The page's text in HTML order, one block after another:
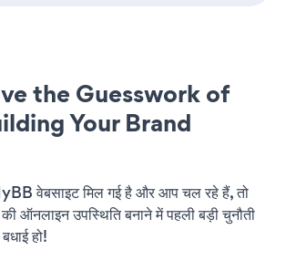
the Guesswork of
Your Brand
वेबसाइट मिल गई है और आप चल रहे हैं, तो
ऑनलाइन उपस्थिति बनाने में पहली बड़ी चुनौती
हो!